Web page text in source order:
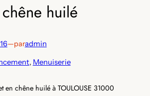
huilé
—paradmin
, Menuiserie
en chêne huilé à TOULOUSE 31000